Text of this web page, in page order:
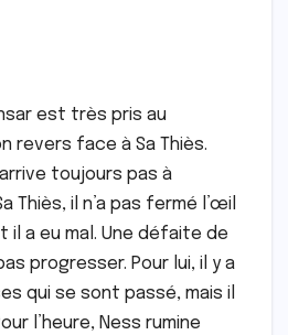
est très pris au
revers face à Sa Thiès.
toujours pas à
Thiès, il n’a pas fermé l’œil
il a eu mal. Une défaite de
progresser. Pour lui, il y a
qui se sont passé, mais il
l’heure, Ness rumine